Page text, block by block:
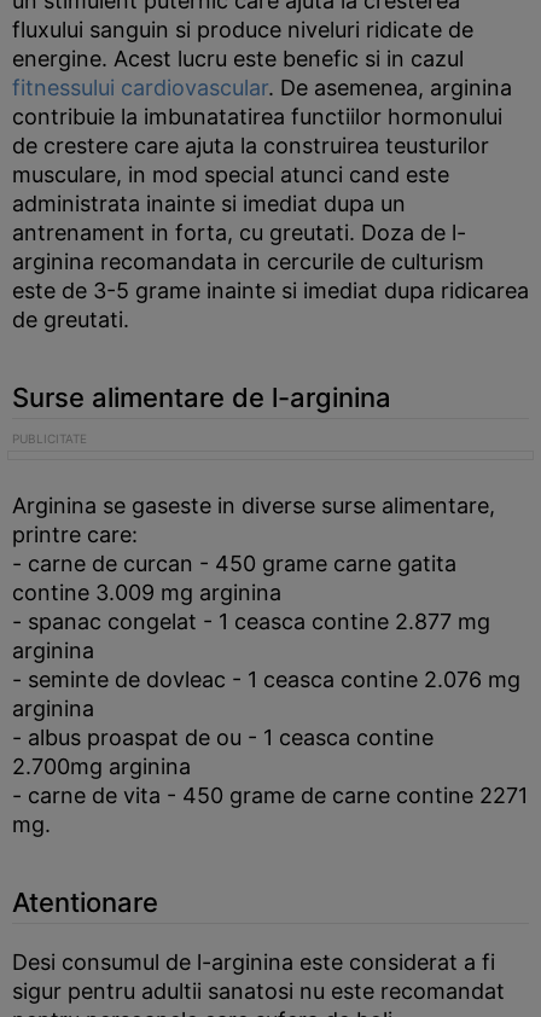
fluxului sanguin si produce niveluri ridicate de
energine. Acest lucru este benefic si in cazul
fitnessului cardiovascular. De asemenea, arginina
contribuie la imbunatatirea functiilor hormonului
de crestere care ajuta la construirea teusturilor
musculare, in mod special atunci cand este
administrata inainte si imediat dupa un
antrenament in forta, cu greutati. Doza de l-
arginina recomandata in cercurile de culturism
este de 3-5 grame inainte si imediat dupa ridicarea
de greutati.
Surse alimentare de l-arginina
Arginina se gaseste in diverse surse alimentare,
printre care:
- carne de curcan - 450 grame carne gatita
contine 3.009 mg arginina
- spanac congelat - 1 ceasca contine 2.877 mg
arginina
- seminte de dovleac - 1 ceasca contine 2.076 mg
arginina
- albus proaspat de ou - 1 ceasca contine
2.700mg arginina
- carne de vita - 450 grame de carne contine 2271
mg.
Atentionare
Desi consumul de l-arginina este considerat a fi
sigur pentru adultii sanatosi nu este recomandat